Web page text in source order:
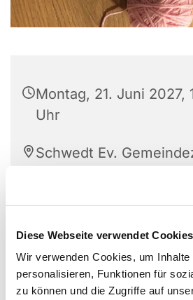
Diese Webseite verwendet Cookies
Wir verwenden Cookies, um Inhalte
personalisieren, Funktionen für
zu können und die Zugriffe auf
Montag, 21. Juni 2027,
Uhr
Schwedt Ev.
Berkholzer Allee 10,
Frau Lüdtke, Frau